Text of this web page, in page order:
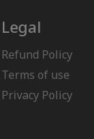
Legal
Refund Policy
Terms of use
Privacy Policy